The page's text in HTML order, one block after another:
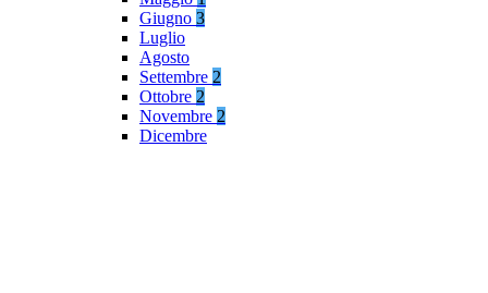
Giugno 3
Luglio
Agosto
Settembre 2
Ottobre 2
Novembre 2
Dicembre